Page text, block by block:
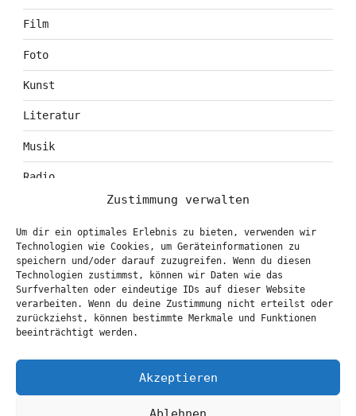
Zustimmung verwalten
Um dir ein optimales Erlebnis zu bieten, verwenden wir
Technologien wie Cookies, um Geräteinformationen zu
speichern und/oder darauf zuzugreifen. Wenn du diesen
Technologien zustimmst, können wir Daten wie das
Surfverhalten oder eindeutige IDs auf dieser Website
verarbeiten. Wenn du deine Zustimmung nicht erteilst oder
zurückziehst, können bestimmte Merkmale und Funktionen
beeinträchtigt werden.
Akzeptieren
Film
Foto
Kunst
Literatur
Musik
Radio
Theater
KONTAKT & BOOKING
info@marionbrasch.de